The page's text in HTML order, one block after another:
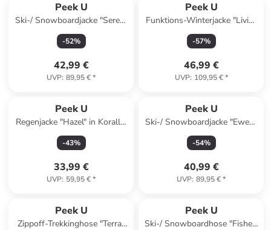
Peek U
Ski-/ Snowboardjacke "Seren"
in Hellblau/ Orange/
Dunkelblau
-52%
42,99 €
UVP: 89,95 €*
Peek U
Funktions-Winterjacke "Livia"
in Türkis
-57%
46,99 €
UVP: 109,95 €*
Peek U
Regenjacke "Hazel" in Koralle/
Dunkelblau
-43%
33,99 €
UVP: 59,95 €*
Peek U
Ski-/ Snowboardjacke "Ewen"
in Grün
-54%
40,99 €
UVP: 89,95 €*
Peek U
Zippoff-Trekkinghose "Terra"
Peek U
Ski-/ Snowboardhose "Fisher"